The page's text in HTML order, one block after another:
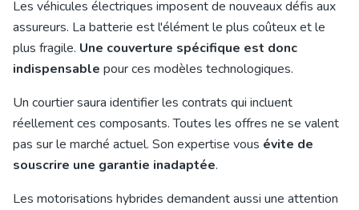
Les véhicules électriques imposent de nouveaux défis aux
assureurs. La batterie est l'élément le plus coûteux et le
plus fragile. Une couverture spécifique est donc
indispensable pour ces modèles technologiques.
Un courtier saura identifier les contrats qui incluent
réellement ces composants. Toutes les offres ne se valent
pas sur le marché actuel. Son expertise vous évite de
souscrire une garantie inadaptée.
Les motorisations hybrides demandent aussi une attention